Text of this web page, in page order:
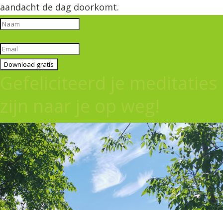
aandacht de dag doorkomt.
Download gratis